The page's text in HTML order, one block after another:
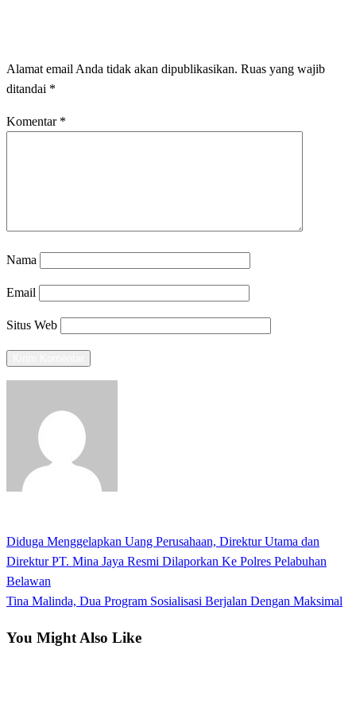
Alamat email Anda tidak akan dipublikasikan. Ruas yang wajib
ditandai *
Komentar *
Nama
Email
Situs Web
Navigasi
pos
Previous
Post
Diduga Menggelapkan Uang Perusahaan, Direktur Utama dan
Direktur PT. Mina Jaya Resmi Dilaporkan Ke Polres Pelabuhan
Belawan
Next
Tina Malinda, Dua Program Sosialisasi Berjalan Dengan Maksimal
You Might Also Like